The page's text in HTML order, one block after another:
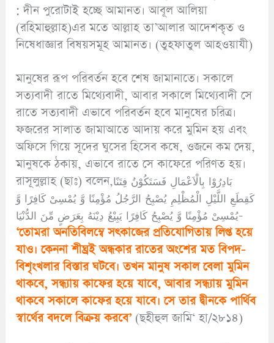
: দীন পুরোটাই হচ্ছে আমানত। আবূল আলিয়া
(রহিমাহুল্লাহ)এর মতে আল্লাহ তা’আলার আদেশকৃত ও
নিষেধাজ্ঞার বিষয়সমূহ আমানত। (তুহফাতুল আহওয়াযী)
মানুষের রূপ পরিবর্তন হবে শেষ জামানাতে। সকালে
সত্যবাদী রাতে মিথ্যেবাদী, আবার সকালে মিথ্যেবাদী সে
রাতে সত্যবাদী এভাবে পরিবর্তন হবে মানুষের চরিত্র।
ফজরের সালাত জামাআতে আদায় করে মুমিন হয় এবং
অফিসে গিয়ে সূদের ঘুসের হিসেব কষে, ওজনে কম দেয়,
মানুষকে ঠকায়, এভাবে রাতে সে কাফেরে পরিণত হয়।
রাসূলুল্লাহ (ছাঃ) বলেন,بَادِرُوْا بِالْاَعْمَالِ فَسَتَكُوْنُ فِتَنًا
كَقِطَعِ اللَّيْلِ الْمُظْلِمِ يُصْبِحُ الرَّجُلُ مُؤْمِنًا وَّ يُمْسِىْ كَافِرًا وَّ
يُمْسِىْ مُؤْمِنًا وَّ يُصْبِحُ كَافِرًا يَبِيْعُ دِيْنَهُ بِعَرَضٍ مِّنَ الدُّنْيَا-
‘তোমরা অনতিবিলম্বে সৎকাজের প্রতিযোগিতায় লিপ্ত হয়ে
যাও। কেননা শীঘ্রই অন্ধকার রাতের অংশের মত বিপদ-
বিশৃংখলার বিস্তার ঘটবে। তখন মানুষ সকাল বেলা মুমিন
থাকবে, সন্ধ্যায় কাফের হয়ে যাবে, আবার সন্ধ্যায় মুমিন
থাকবে সকালে কাফের হয়ে যাবে। সে তার দ্বীনকে পার্থিব
স্বার্থের বদলে বিক্রয় করবে’ (ছহীহুল জামি‘ হা/২৮১৪)